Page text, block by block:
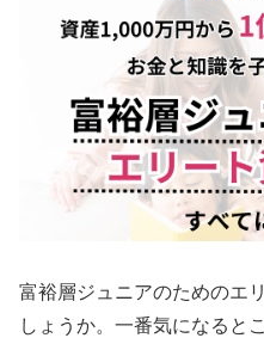
富裕層ジュニアのためのエ
しょうか。一番気になると